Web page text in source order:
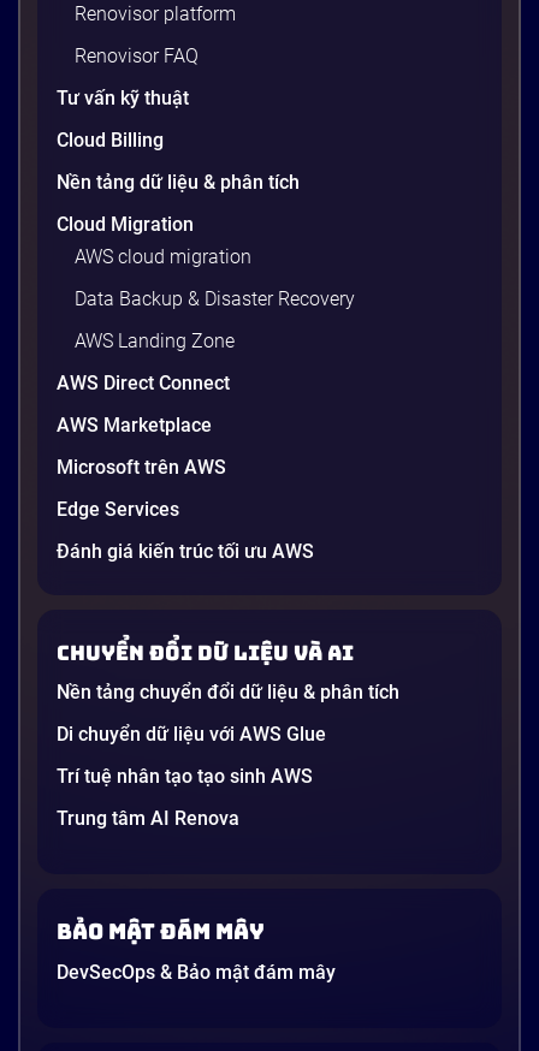
thì toàn lỗi. Lý do? Sự khác biệt về phiên bản thư
viện, cấu hình OS, biến môi trường – những thứ
20 phút
Generative AI là gì? Giải thích đơn giản
và ứng dụng cho doanh nghiệp Việt
Nam 2026
Gần đây, bạn có thể nghe đến thuật ngữ “Generative
startup công nghệ. Vấn đề là phần lớn lời giải thích
dường như chỉ được viết cho kỹ sư, không phải cho
người […]
21 phút
Renovisor platform
Renovisor FAQ
Tư vấn kỹ thuật
Cloud Billing
Nền tảng dữ liệu & phân tích
Cloud Migration
AWS cloud migration
Data Backup & Disaster Recovery
AWS Landing Zone
AWS Direct Connect
AWS Marketplace
Microsoft trên AWS
Edge Services
Đánh giá kiến trúc tối ưu AWS
Chuyển đổi dữ liệu và AI
Nền tảng chuyển đổi dữ liệu & phân tích
Di chuyển dữ liệu với AWS Glue
Trí tuệ nhân tạo tạo sinh AWS
Trung tâm AI Renova
Bảo mật đám mây
DevSecOps & Bảo mật đám mây